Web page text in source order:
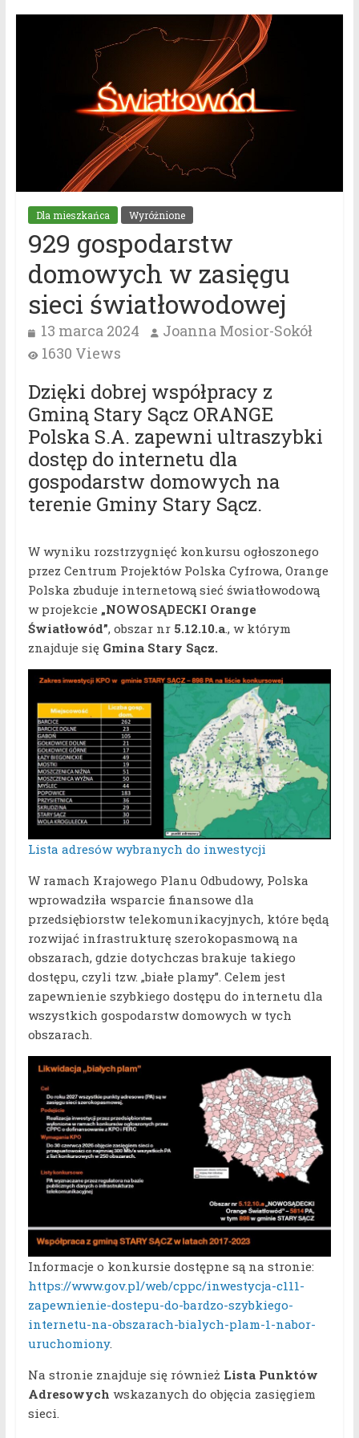
Dla mieszkańca Wyróżnione
929 gospodarstw
domowych w zasięgu
sieci światłowodowej
13 marca 2024
Joanna Mosior-Sokół
1630 Views
Dzięki dobrej współpracy z
Gminą Stary Sącz ORANGE
Polska S.A. zapewni ultraszybki
dostęp do internetu dla
gospodarstw domowych na
terenie Gminy Stary Sącz.
W wyniku rozstrzygnięć konkursu ogłoszonego
przez Centrum Projektów Polska Cyfrowa, Orange
Polska zbuduje internetową sieć światłowodową
w projekcie „NOWOSĄDECKI Orange
Światłowód”, obszar nr 5.12.10.a., w którym
znajduje się Gmina Stary Sącz.
Lista adresów wybranych do inwestycji
W ramach Krajowego Planu Odbudowy, Polska
wprowadziła wsparcie finansowe dla
przedsiębiorstw telekomunikacyjnych, które będą
rozwijać infrastrukturę szerokopasmową na
obszarach, gdzie dotychczas brakuje takiego
dostępu, czyli tzw. „białe plamy”. Celem jest
zapewnienie szybkiego dostępu do internetu dla
wszystkich gospodarstw domowych w tych
obszarach.
Informacje o konkursie dostępne są na stronie:
https://www.gov.pl/web/cppc/inwestycja-c111-
zapewnienie-dostepu-do-bardzo-szybkiego-
internetu-na-obszarach-bialych-plam-1-nabor-
uruchomiony.
Na stronie znajduje się również Lista Punktów
Adresowych wskazanych do objęcia zasięgiem
sieci.